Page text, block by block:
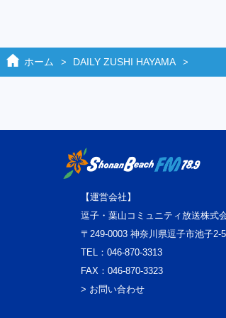
ホーム DAILY ZUSHI HAYAMA
【運営会社】
逗子・葉山コミュニティ放送株式
〒249-0003 神奈川県逗子市池子2-
TEL：046-870-3313
FAX：046-870-3323
> お問い合わせ